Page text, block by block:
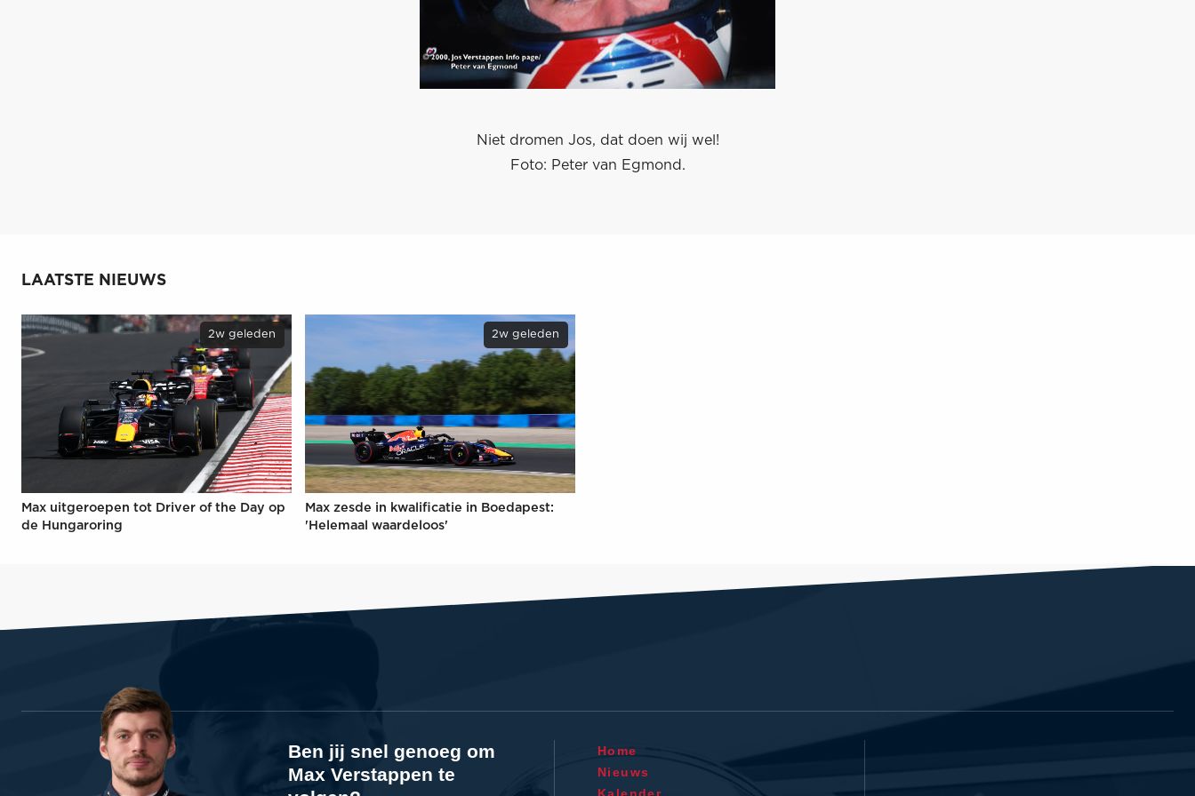
Niet dromen Jos, dat doen wij wel!
Foto: Peter van Egmond.
LAATSTE NIEUWS
2w geleden
Max uitgeroepen tot Driver of the Day op
de Hungaroring
2w geleden
Max zesde in kwalificatie in Boedapest:
'Helemaal waardeloos'
Ben jij snel genoeg om
Max Verstappen te
Home
Nieuws
Kalender